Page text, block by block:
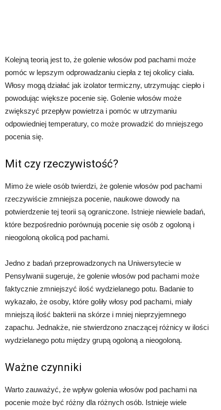
Kolejną teorią jest to, że golenie włosów pod pachami może
pomóc w lepszym odprowadzaniu ciepła z tej okolicy ciała.
Włosy mogą działać jak izolator termiczny, utrzymując ciepło i
powodując większe pocenie się. Golenie włosów może
zwiększyć przepływ powietrza i pomóc w utrzymaniu
odpowiedniej temperatury, co może prowadzić do mniejszego
pocenia się.
Mit czy rzeczywistość?
Mimo że wiele osób twierdzi, że golenie włosów pod pachami
rzeczywiście zmniejsza pocenie, naukowe dowody na
potwierdzenie tej teorii są ograniczone. Istnieje niewiele badań,
które bezpośrednio porównują pocenie się osób z ogoloną i
nieogoloną okolicą pod pachami.
Jedno z badań przeprowadzonych na Uniwersytecie w
Pensylwanii sugeruje, że golenie włosów pod pachami może
faktycznie zmniejszyć ilość wydzielanego potu. Badanie to
wykazało, że osoby, które goliły włosy pod pachami, miały
mniejszą ilość bakterii na skórze i mniej nieprzyjemnego
zapachu. Jednakże, nie stwierdzono znaczącej różnicy w ilości
wydzielanego potu między grupą ogoloną a nieogoloną.
Ważne czynniki
Warto zauważyć, że wpływ golenia włosów pod pachami na
pocenie może być różny dla różnych osób. Istnieje wiele